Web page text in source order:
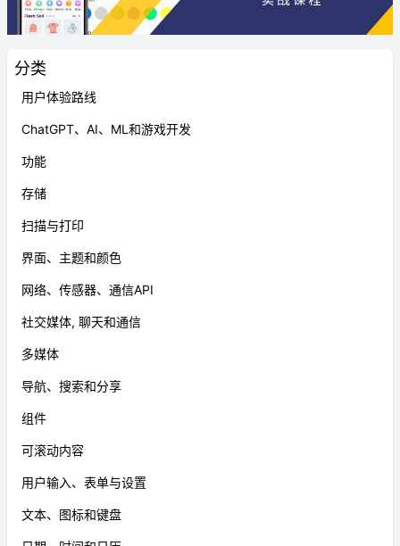
分类
用户体验路线
ChatGPT、AI、ML和游戏开发
功能
存储
扫描与打印
界面、主题和颜色
网络、传感器、通信API
社交媒体, 聊天和通信
多媒体
导航、搜索和分享
组件
可滚动内容
用户输入、表单与设置
文本、图标和键盘